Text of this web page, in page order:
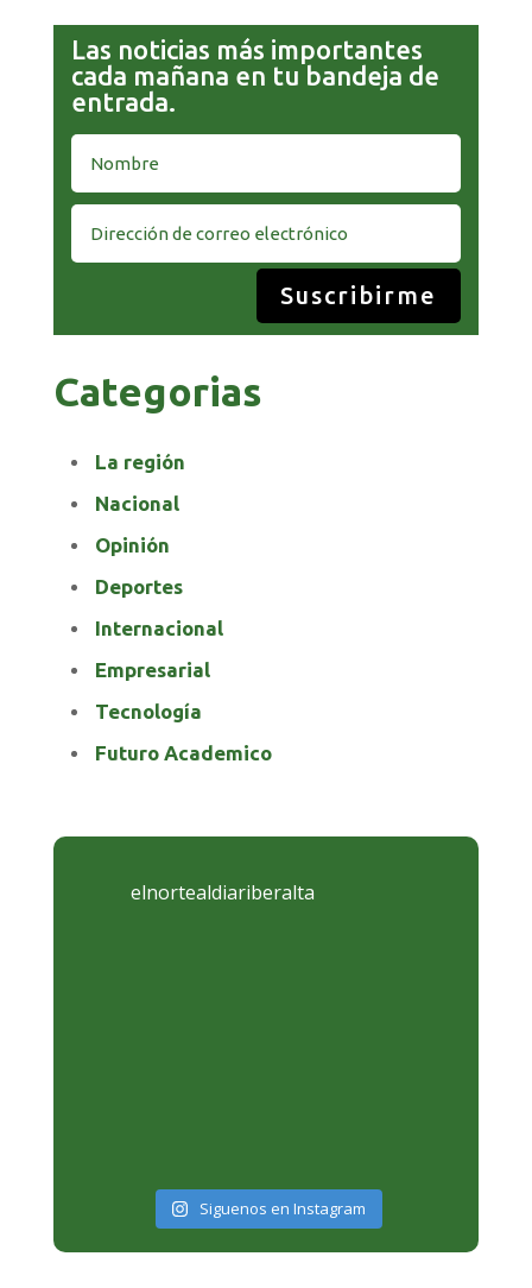
Las noticias más importantes
cada mañana en tu bandeja de
entrada.
Suscribirme
Categorias
La región
Nacional
Opinión
Deportes
Internacional
Empresarial
Tecnología
Futuro Academico
elnortealdiariberalta
Siguenos en Instagram